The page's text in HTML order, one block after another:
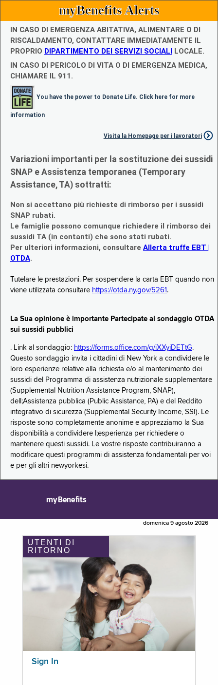
myBenefits Alerts
IN CASO DI EMERGENZA ABITATIVA, ALIMENTARE O DI
RISCALDAMENTO, CONTATTARE IMMEDIATAMENTE IL
PROPRIO DIPARTIMENTO DEI SERVIZI SOCIALI LOCALE.
IN CASO DI PERICOLO DI VITA O DI EMERGENZA MEDICA,
CHIAMARE IL 911.
You have the power to Donate Life. Click here for more
information
Visita la Homepage per i lavoratori
Variazioni importanti per la sostituzione dei sussidi
SNAP e Assistenza temporanea (Temporary
Assistance, TA) sottratti:
Non si accettano più richieste di rimborso per i sussidi
SNAP rubati.
Le famiglie possono comunque richiedere il rimborso dei
sussidi TA (in contanti) che sono stati rubati.
Per ulteriori informazioni, consultare Allerta truffe EBT |
OTDA.
Tutelare le prestazioni. Per sospendere la carta EBT quando non
viene utilizzata consultare https://otda.ny.gov/5261 .
La Sua opinione è importante Partecipate al sondaggio OTDA
sui sussidi pubblici
. Link al sondaggio: https://forms.office.com/g/iXXyiDETtG.
Questo sondaggio invita i cittadini di New York a condividere le
loro esperienze relative alla richiesta e/o al mantenimento dei
sussidi del Programma di assistenza nutrizionale supplementare
(Supplemental Nutrition Assistance Program, SNAP),
dell;Assistenza pubblica (Public Assistance, PA) e del Reddito
integrativo di sicurezza (Supplemental Security Income, SSI). Le
risposte sono completamente anonime e apprezziamo la Sua
disponibilità a condividere l;esperienza per richiedere o
mantenere questi sussidi. Le vostre risposte contribuiranno a
modificare questi programmi di assistenza fondamentali per voi
e per gli altri newyorkesi.
myBenefits
domenica 9 agosto 2026
UTENTI DI
RITORNO
Sign In